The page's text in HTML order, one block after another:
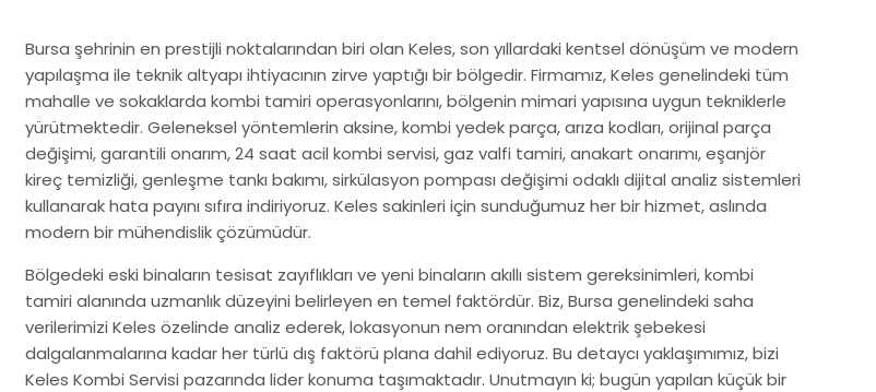
Bursa şehrinin en prestijli noktalarından biri olan Keles, son yıllardaki kentsel dönüşüm ve modern
yapılaşma ile teknik altyapı ihtiyacının zirve yaptığı bir bölgedir. Firmamız, Keles genelindeki tüm
mahalle ve sokaklarda kombi tamiri operasyonlarını, bölgenin mimari yapısına uygun tekniklerle
yürütmektedir. Geleneksel yöntemlerin aksine, kombi yedek parça, arıza kodları, orijinal parça
değişimi, garantili onarım, 24 saat acil kombi servisi, gaz valfi tamiri, anakart onarımı, eşanjör
kireç temizliği, genleşme tankı bakımı, sirkülasyon pompası değişimi odaklı dijital analiz sistemleri
kullanarak hata payını sıfıra indiriyoruz. Keles sakinleri için sunduğumuz her bir hizmet, aslında
modern bir mühendislik çözümüdür.
Bölgedeki eski binaların tesisat zayıflıkları ve yeni binaların akıllı sistem gereksinimleri, kombi
tamiri alanında uzmanlık düzeyini belirleyen en temel faktördür. Biz, Bursa genelindeki saha
verilerimizi Keles özelinde analiz ederek, lokasyonun nem oranından elektrik şebekesi
dalgalanmalarına kadar her türlü dış faktörü plana dahil ediyoruz. Bu detaycı yaklaşımımız, bizi
Keles Kombi Servisi pazarında lider konuma taşımaktadır. Unutmayın ki; bugün yapılan küçük bir